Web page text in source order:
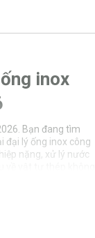
inox
Bạn đang tìm
đại lý ống inox công
nặng, xử lý nước
tư vấn chuyên
quý khách vui lòng
được ưu